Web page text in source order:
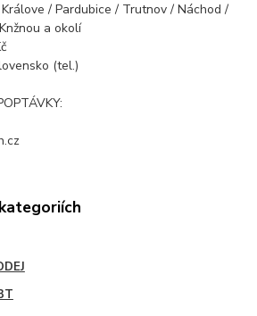
/ Pardubice / Trutnov / Náchod /
a okolí
(tel.)